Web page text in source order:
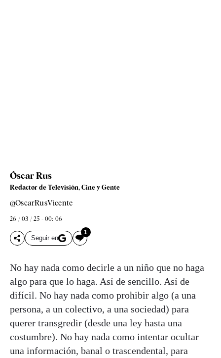
Óscar Rus
Redactor de Televisión, Cine y Gente
@OscarRusVicente
26 / 03 / 25 - 00: 06
Seguir en
1
No hay nada como decirle a un niño que no haga
algo para que lo haga. Así de sencillo. Así de
difícil. No hay nada como prohibir algo (a una
persona, a un colectivo, a una sociedad) para
querer transgredir (desde una ley hasta una
costumbre). No hay nada como intentar ocultar
una información, banal o trascendental, para